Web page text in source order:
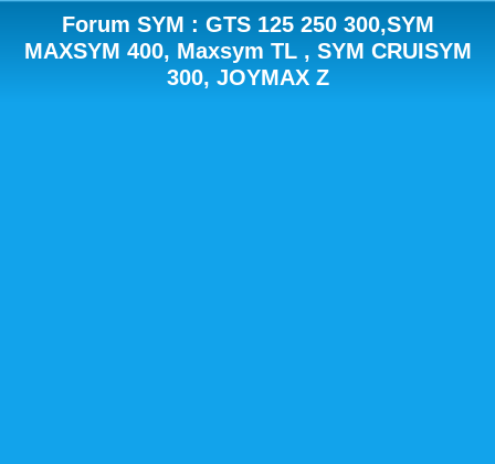
Forum SYM : GTS 125 250 300,SYM
MAXSYM 400, Maxsym TL , SYM CRUISYM
300, JOYMAX Z